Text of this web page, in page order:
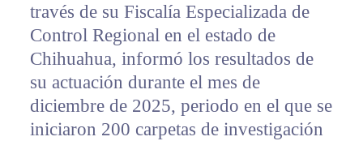
través de su Fiscalía Especializada de
Control Regional en el estado de
Chihuahua, informó los resultados de
su actuación durante el mes de
diciembre de 2025, periodo en el que se
iniciaron 200 carpetas de investigación